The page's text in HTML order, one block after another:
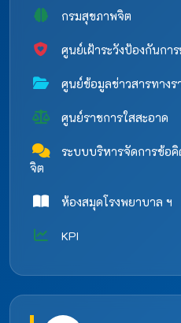
กรมสุขภาพจิต
ศูนย์เฝ้าระวังป้องกันกา
ศูนย์ข้อมูลข่าวสารทางร
ศูนย์ราชการใสสะอาด
ระบบบริหารจัดการข้อคิ
จิต
ห้องสมุดโรงพยาบาล ฯ
KPI